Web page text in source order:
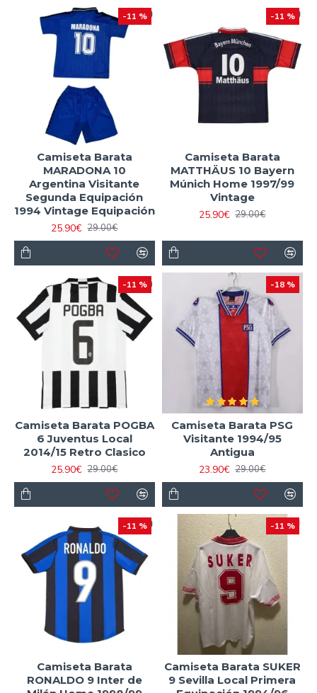
-11 %
Camiseta Barata
MARADONA 10
Argentina Visitante
Segunda Equipación
1994 Vintage Equipación
25.90€ 29.00€
-11 %
Camiseta Barata
MATTHÄUS 10 Bayern
Múnich Home 1997/99
Vintage
25.90€ 29.00€
-11 %
Camiseta Barata POGBA
6 Juventus Local
2014/15 Retro Clasico
25.90€ 29.00€
-18 %
Camiseta Barata PSG
Visitante 1994/95
Antigua
23.90€ 29.00€
-11 %
Camiseta Barata
RONALDO 9 Inter de
-11 %
Camiseta Barata SUKER
9 Sevilla Local Primera